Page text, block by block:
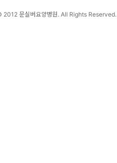
문실버요양병원. All Rights Reserved.